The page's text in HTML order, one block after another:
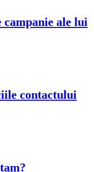
campanie ale lui
contactului